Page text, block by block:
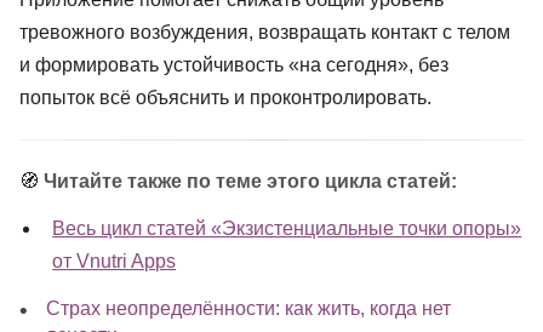
тревожного возбуждения, возвращать контакт с телом
и формировать устойчивость «на сегодня», без
попыток всё объяснить и проконтролировать.
🧭 Читайте также по теме этого цикла статей:
Весь цикл статей «Экзистенциальные точки опоры»
от Vnutri Apps
Страх неопределённости: как жить, когда нет